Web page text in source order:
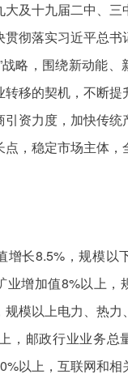
大及十九届二中、三
彻落实习近平总书
略，围绕新动能、
移的契机，不断
资力度，加快传
，稳定市场主体，
增长8.5%，规模以
业增加值8%以上，
模以上电力、热力
，邮政行业业务总
以上，互联网和